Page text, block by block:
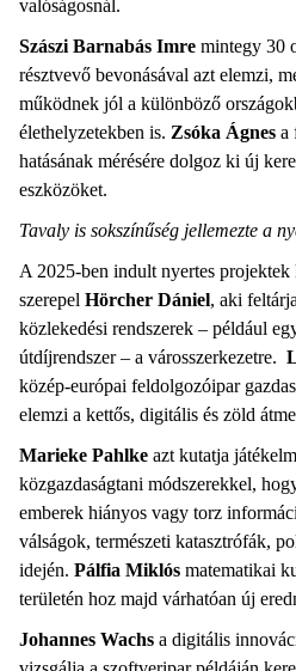
valóságosnál.
Szászi Barnabás Imre mintegy 30
résztvevő bevonásával azt elemzi,
működnek jól a különböző
élethelyzetekben is. Zsóka Ágnes a
hatásának mérésére dolgoz ki új
eszközöket.
Tavaly is sokszínűség jellemezte a
A 2025-ben indult nyertes projektek
szerepel Hörcher Dániel, aki
közlekedési rendszerek – például
útdíjrendszer – a városszerkezetre.
közép-európai feldolgozóipar
elemzi a kettős, digitális és zöld
Marieke Pahlke azt kutatja
közgazdaságtani módszerekkel,
emberek hiányos vagy torz
válságok, természeti katasztrófák,
idején. Pálfia Miklós matematikai
területén hoz majd várhatóan új
Johannes Wachs a digitális